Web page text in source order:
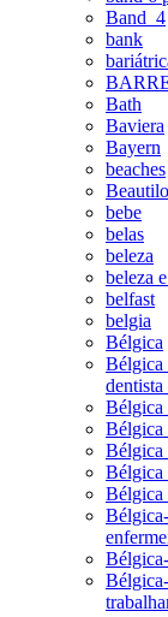
Band_4
bank
Bath
Baviera
Bayern
beaches
bebe
belas
beleza
beleza
belfast
belgia
Bélgica
Bélgica
Bélgica
Bélgica
Bélgica
Bélgica
Bélgica